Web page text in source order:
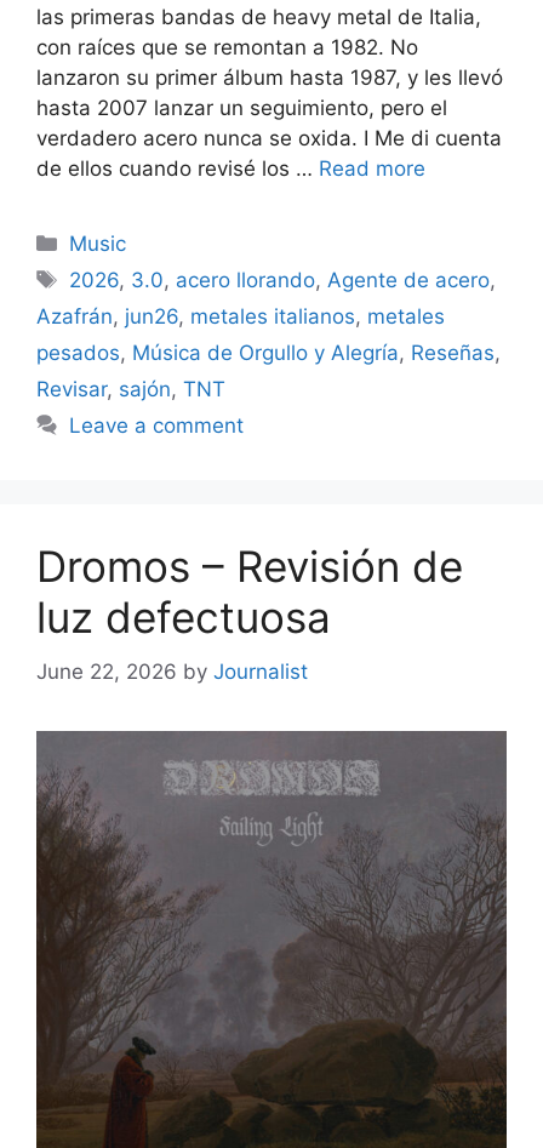
las primeras bandas de heavy metal de Italia,
con raíces que se remontan a 1982. No
lanzaron su primer álbum hasta 1987, y les llevó
hasta 2007 lanzar un seguimiento, pero el
verdadero acero nunca se oxida. I Me di cuenta
de ellos cuando revisé los … Read more
Categories
Music
Tags
2026, 3.0, acero llorando,Agente de acero,
Azafrán, jun26, metales italianos, metales
pesados, Música de Orgullo y Alegría, Reseñas,
Revisar, sajón, TNT
Leave a comment
Dromos – Revisión de
luz defectuosa
June 22, 2026 by Journalist